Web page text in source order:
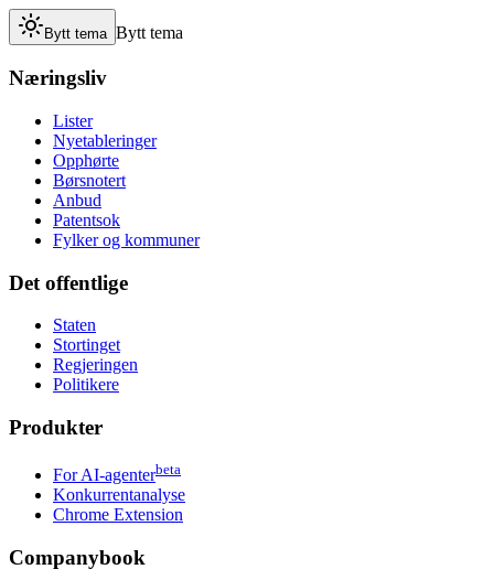
Bytt tema Bytt tema
Næringsliv
Lister
Nyetableringer
Opphørte
Børsnotert
Anbud
Patentsok
Fylker og kommuner
Det offentlige
Staten
Stortinget
Regjeringen
Politikere
Produkter
For AI-agenterbeta
Konkurrentanalyse
Chrome Extension
Companybook